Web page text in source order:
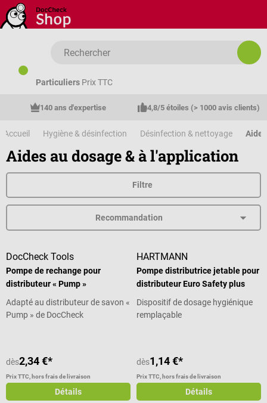
Passer au contenu principal
Particuliers Prix TTC
140 ans d'expertise 4,8/5 étoiles (> 1000 avis clients)
Accueil Hygiène & désinfection Désinfection & nettoyage
Aides au dosage & à l'application
Filtre
DocCheck Tools
Pompe de rechange pour
distributeur « Pump »
Adapté au distributeur de savon «
Pump » de DocCheck
dès2,34 €*
Prix TTC, hors frais de livraison
Détails
HARTMANN
Pompe distributrice jetable pour
distributeur Euro Safety plus
Dispositif de dosage hygiénique
remplaçable
dès1,14 €*
Prix TTC, hors frais de livraison
Détails